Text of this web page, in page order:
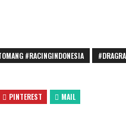
#RACINGINDONESIA
PINTEREST MAIL